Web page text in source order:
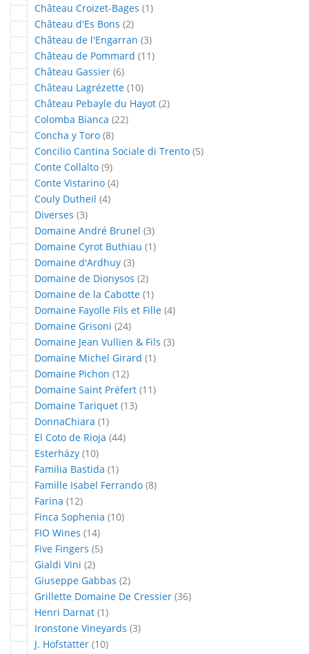
Château Croizet-Bages 1article
Château d'Es Bons 2articles
Château de l'Engarran 3articles
Château de Pommard 11articles
Château Gassier 6articles
Château Lagrézette 10articles
Château Pebayle du Hayot 2articles
Colomba Bianca 22articles
Concha y Toro 8articles
Concilio Cantina Sociale di Trento 5articles
Conte Collalto 9articles
Conte Vistarino 4articles
Couly Dutheil 4articles
Diverses 3articles
Domaine André Brunel 3articles
Domaine Cyrot Buthiau 1article
Domaine d'Ardhuy 3articles
Domaine de Dionysos 2articles
Domaine de la Cabotte 1article
Domaine Fayolle Fils et Fille 4articles
Domaine Grisoni 24articles
Domaine Jean Vullien & Fils 3articles
Domaine Michel Girard 1article
Domaine Pichon 12articles
Domaine Saint Préfert 11articles
Domaine Tariquet 13articles
DonnaChiara 1article
El Coto de Rioja 44articles
Esterházy 10articles
Familia Bastida 1article
Famille Isabel Ferrando 8articles
Farina 12articles
Finca Sophenia 10articles
FIO Wines 14articles
Five Fingers 5articles
Gialdi Vini 2articles
Giuseppe Gabbas 2articles
Grillette Domaine De Cressier 36articles
Henri Darnat 1article
Ironstone Vineyards 3articles
J. Hofstätter 10articles